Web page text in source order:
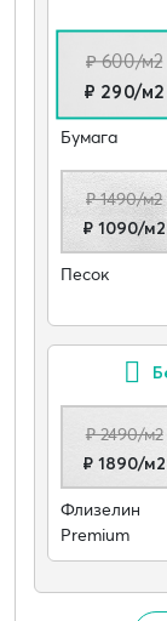
₽ 600/м2
₽ 290/м2
Бумага
₽ 1490/м2
₽ 1090/м2
Песок
₽ 2490/м2
₽ 1890/м2
Флизелин
Premium